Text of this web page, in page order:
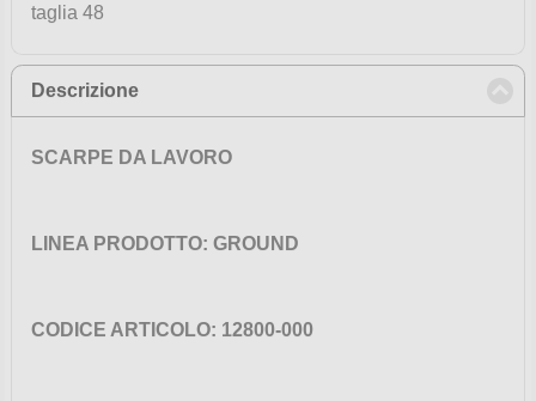
taglia 48
Descrizioneclick to collapse contents
SCARPE DA LAVORO
LINEA PRODOTTO: GROUND
CODICE ARTICOLO: 12800-000